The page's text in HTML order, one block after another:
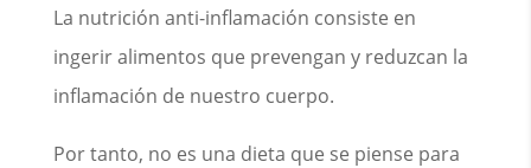
La nutrición anti-inflamación consiste en
ingerir alimentos que prevengan y reduzcan la
inflamación de nuestro cuerpo.
Por tanto, no es una dieta que se piense para